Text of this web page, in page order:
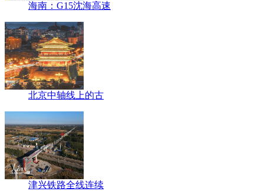
海南：G15沈海高速
北京中轴线上的古
津兴铁路全线连续